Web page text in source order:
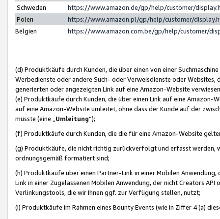
Schweden
https://www.amazon.de/gp/help/customer/
Polen
https://www.amazon.pl/gp/help/customer/
Belgien
https://www.amazon.com.be/gp/help/customer/
(d) Produktkäufe durch Kunden, die über einen von einer
Werbedienste oder andere Such- oder Verweisdienste oder Websites,
generierten oder angezeigten Link auf eine Amazon-Website
(e) Produktkäufe durch Kunden, die über einen Link auf eine
auf eine Amazon-Website umleitet, ohne dass der Kunde auf der
müsste (eine „ Umleitung“);
(f) Produktkäufe durch Kunden, die die für eine Amazon-Website
(g) Produktkäufe, die nicht richtig zurückverfolgt und erfasst werden,
ordnungsgemäß formatiert sind;
(h) Produktkäufe über einen Partner-Link in einer Mobilen
Link in einer Zugelassenen Mobilen Anwendung, der nicht Creators
Verlinkungstools, die wir Ihnen ggf. zur Verfügung stellen, nutzt;
(i) Produktkäufe im Rahmen eines Bounty Events (wie in Ziffer 4 (a)